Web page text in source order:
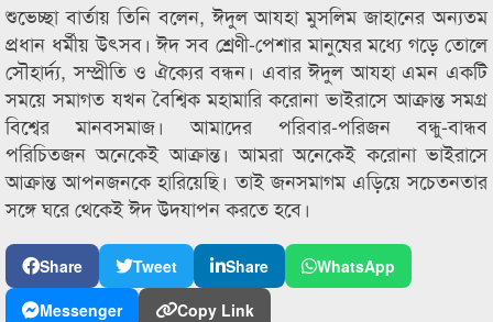
শুভেচ্ছা বার্তায় তিনি বলেন, ঈদুল আযহা মুসলিম জাহানের অন্যতম
প্রধান ধর্মীয় উৎসব। ঈদ সব শ্রেণী-পেশার মানুষের মধ্যে গড়ে তোলে
সৌহার্দ্য, সম্প্রীতি ও ঐক্যের বন্ধন। এবার ঈদুল আযহা এমন একটি
সময়ে সমাগত যখন বৈশ্বিক মহামারি করোনা ভাইরাসে আক্রান্ত সমগ্র
বিশ্বের মানবসমাজ। আমাদের পরিবার-পরিজন বন্ধু-বান্ধব
পরিচিতজন অনেকেই আক্রান্ত। আমরা অনেকেই করোনা ভাইরাসে
আক্রান্ত আপনজনকে হারিয়েছি। তাই জনসমাগম এড়িয়ে সচেতনতার
সঙ্গে ঘরে থেকেই ঈদ উদযাপন করতে হবে।
Share Tweet Share
WhatsApp
Messenger
Copy Link